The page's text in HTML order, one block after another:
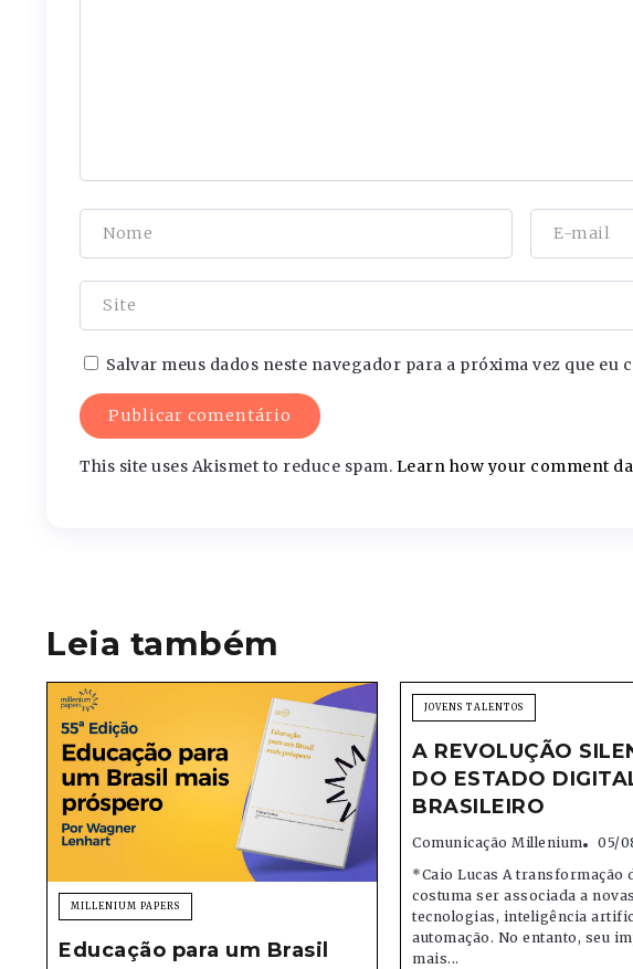
Salvar meus dados neste navegador para a próxima vez que eu
This site uses Akismet to reduce spam. Learn how your comment
Leia também
MILLENIUM PAPERS
Educação para um Brasil
JOVENS TALENTOS
A REVOLUÇÃO
DO ESTADO
BRASILEIRO
Comunicação Millenium
05/
*Caio Lucas A transformação
costuma ser associada a novas
tecnologias, inteligência
automação. No entanto, seu
mais...